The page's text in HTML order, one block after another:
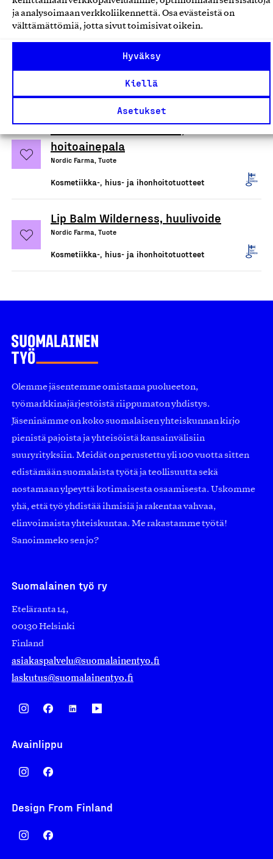
ja analysoimaan verkkoliikennettä. Osa evästeistä on
välttämättömiä, jotta sivut toimisivat oikein.
Hyväksy
Kiellä
Asetukset
Kosmetiikka-, hius- ja ihonhoitotuotteet
Balance Shampoo Bar,
Nordic Farma, Tuote
Balance Conditioner Bar,
hoitoainepala
Nordic Farma, Tuote
Kosmetiikka-, hius- ja ihonhoitotuotteet
Lip Balm Wilderness, huulivoide
Nordic Farma, Tuote
Kosmetiikka-, hius- ja ihonhoitotuotteet
Olemme jäsentemme omistama puolueeton,
työmarkkinajärjestöistä riippumaton yhdistys.
Jäseninämme on koko suomalaisen yhteiskunnan kirjo
pienistä pajoista ja yhteisöistä kansainvälisiin
suuryrityksiin. Meidät on perustettu yli 100 vuotta sitten
edistämään suomalaista työtä ja teollisuutta sekä
nostamaan ylpeyttä kotimaisesta osaamisesta. Uskomme
yhä, että työ yhdistää ihmisiä ja rakentaa vahvaa,
elinvoimaista yhteiskuntaa. Me rakastamme työtä!
Sanoimmeko sen jo?
Suomalainen työ ry
Eteläranta 14,
00130 Helsinki
Finland
asiakaspalvelu@suomalainentyo.fi
laskutus@suomalainentyo.fi
Avainlippu
Design From Finland